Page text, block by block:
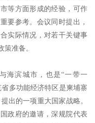
等方面形成的经验，可作
要参考。会议同时提出，
实际情况，对若干关键事
准备。
海滨城市，也是“一带一
多功能经济特区是柬埔寨
出的一项重大国家战略。
政府的邀请，深规院代表